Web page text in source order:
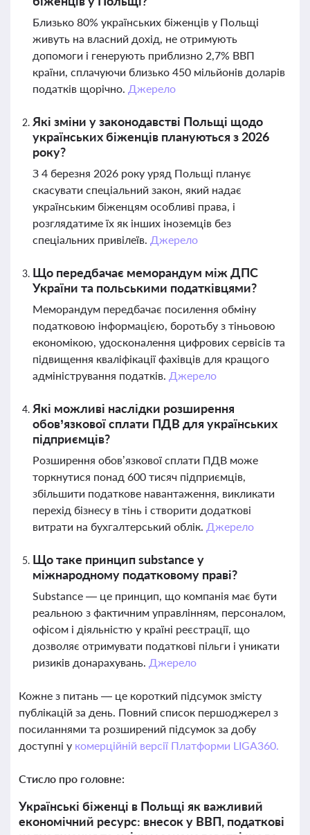
Близько 80% українських біженців у Польщі
живуть на власний дохід, не отримують
допомоги і генерують приблизно 2,7% ВВП
країни, сплачуючи близько 450 мільйонів доларів
податків щорічно. Джерело
Які зміни у законодавстві Польщі щодо
українських біженців плануються з 2026
року?
З 4 березня 2026 року уряд Польщі планує
скасувати спеціальний закон, який надає
українським біженцям особливі права, і
розглядатиме їх як інших іноземців без
спеціальних привілеїв. Джерело
Що передбачає меморандум між ДПС
України та польськими податківцями?
Меморандум передбачає посилення обміну
податковою інформацією, боротьбу з тіньовою
економікою, удосконалення цифрових сервісів та
підвищення кваліфікації фахівців для кращого
адміністрування податків. Джерело
Які можливі наслідки розширення
обов’язкової сплати ПДВ для українських
підприємців?
Розширення обов’язкової сплати ПДВ може
торкнутися понад 600 тисяч підприємців,
збільшити податкове навантаження, викликати
перехід бізнесу в тінь і створити додаткові
витрати на бухгалтерський облік. Джерело
Що таке принцип substance у
міжнародному податковому праві?
Substance — це принцип, що компанія має бути
реальною з фактичним управлінням, персоналом,
офісом і діяльністю у країні реєстрації, що
дозволяє отримувати податкові пільги і уникати
ризиків донарахувань. Джерело
Кожне з питань — це короткий підсумок змісту
публікацій за день. Повний список першоджерел з
посиланнями та розширений підсумок за добу
доступні у комерційній версії Платформи LIGA360.
Стисло про головне:
Українські біженці в Польщі як важливий
економічний ресурс: внесок у ВВП, податкові